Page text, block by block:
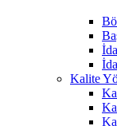
Kalite